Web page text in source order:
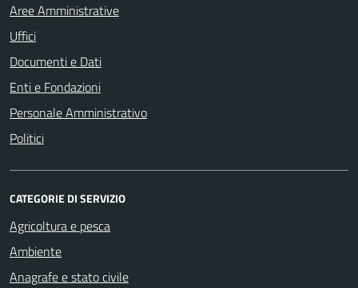
Aree Amministrative
Uffici
Documenti e Dati
Enti e Fondazioni
Personale Amministrativo
Politici
CATEGORIE DI SERVIZIO
Agricoltura e pesca
Ambiente
Anagrafe e stato civile